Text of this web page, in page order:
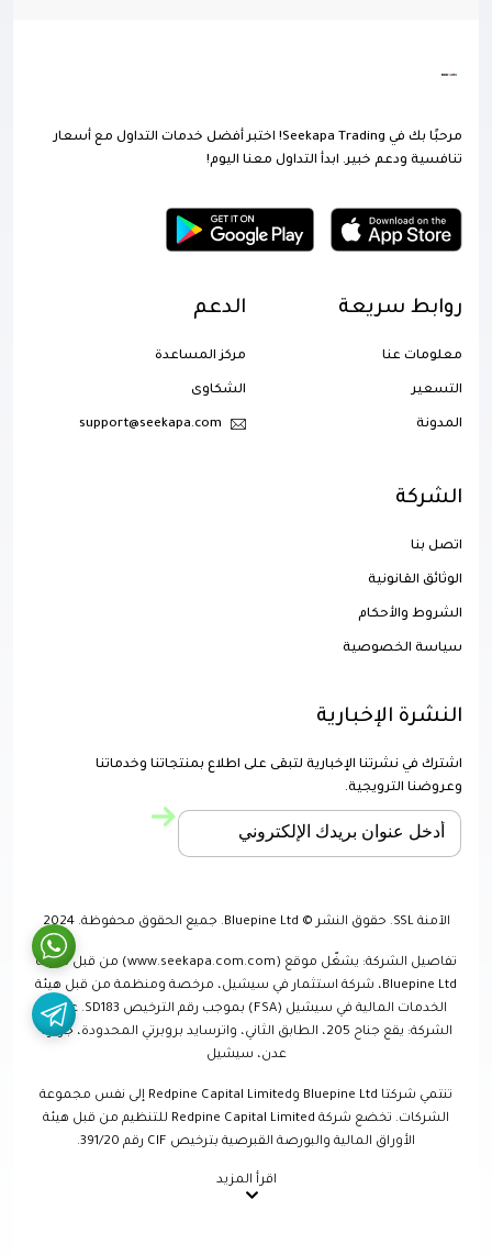
مرحبًا بك في Seekapa Trading! اختبر أفضل خدمات التداول مع أسعار
تنافسية ودعم خبير. ابدأ التداول معنا اليوم!
روابط سريعة
معلومات عنا
التسعير
المدونة
الدعم
مركز المساعدة
الشكاوى
support@seekapa.com
الشركة
اتصل بنا
الوثائق القانونية
الشروط والأحكام
سياسة الخصوصية
النشرة الإخبارية
اشترك في نشرتنا الإخبارية لتبقى على اطلاع بمنتجاتنا وخدماتنا
وعروضنا الترويجية.
الآمنة SSL. حقوق النشر © Bluepine Ltd. جميع الحقوق محفوظة. 2024
تفاصيل الشركة: يشغّل موقع (www.seekapa.com.com) من قبل شركة
Bluepine Ltd، شركة استثمار في سيشيل، مرخصة ومنظمة من قبل هيئة
الخدمات المالية في سيشيل (FSA) بموجب رقم الترخيص SD183. عنوان
الشركة: يقع جناح 205، الطابق الثاني، واترسايد بروبرتي المحدودة، جزيرة
عدن، سيشيل
تنتمي شركتا Bluepine Ltd وRedpine Capital Limited إلى نفس مجموعة
الشركات. تخضع شركة Redpine Capital Limited للتنظيم من قبل هيئة
الأوراق المالية والبورصة القبرصية بترخيص CIF رقم 391/20.
اقرأ المزيد